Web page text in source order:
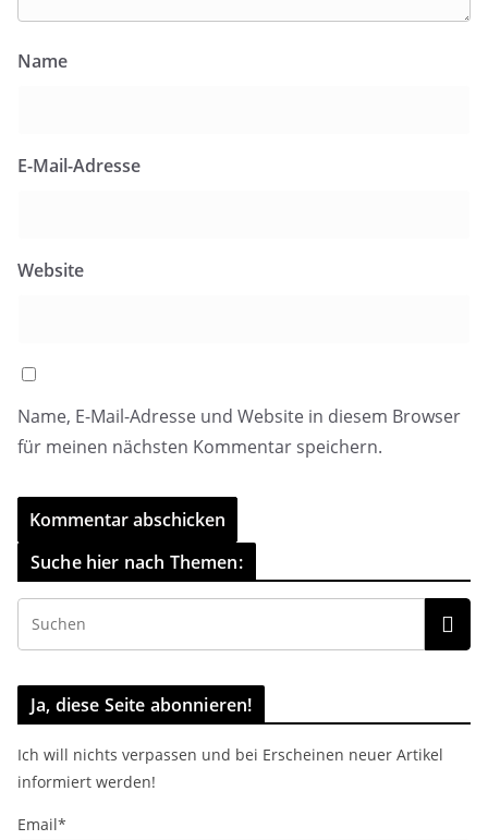
Name
E-Mail-Adresse
Website
Name, E-Mail-Adresse und Website in diesem Browser
für meinen nächsten Kommentar speichern.
Suche hier nach Themen:
Ja, diese Seite abonnieren!
Ich will nichts verpassen und bei Erscheinen neuer Artikel
informiert werden!
Email*